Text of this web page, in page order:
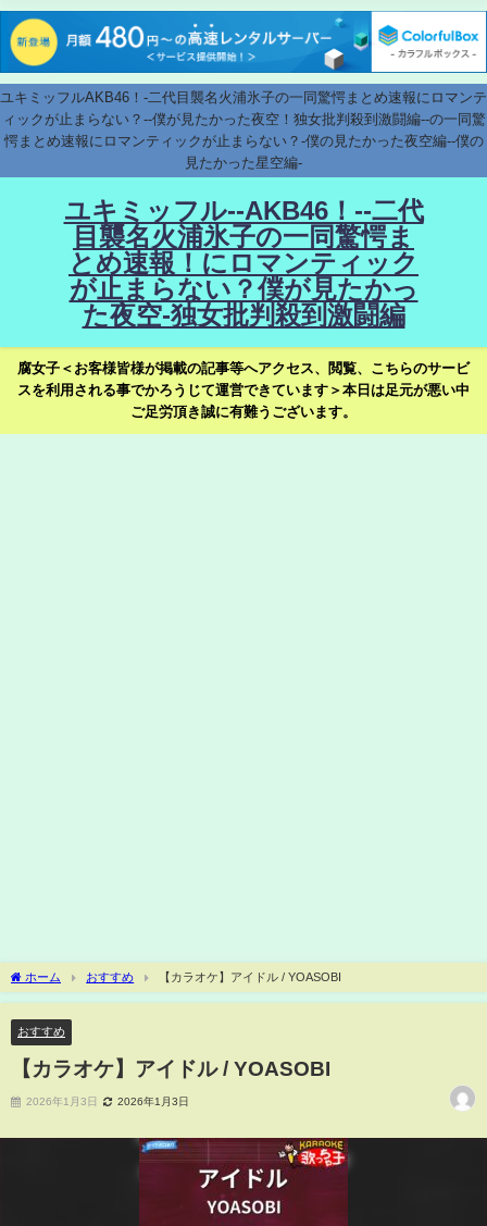
ユキミッフルAKB46！-二代目襲名火浦氷子の一同驚愕まとめ速報にロマンテ
ィックが止まらない？--僕が見たかった夜空！独女批判殺到激闘編--の一同驚
愕まとめ速報にロマンティックが止まらない？-僕の見たかった夜空編--僕の
見たかった星空編-
ユキミッフル--AKB46！--二代
目襲名火浦氷子の一同驚愕ま
とめ速報！にロマンティック
が止まらない？僕が見たかっ
た夜空-独女批判殺到激闘編
腐女子＜お客様皆様が掲載の記事等へアクセス、閲覧、こちらのサービ
スを利用される事でかろうじて運営できています＞本日は足元が悪い中
ご足労頂き誠に有難うございます。
ホーム おすすめ 【カラオケ】アイドル / YOASOBI
おすすめ
【カラオケ】アイドル / YOASOBI
2026年1月3日 2026年1月3日